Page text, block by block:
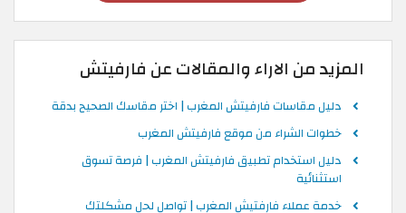
المزيد من الاراء والمقالات عن فارفيتش
دليل مقاسات فارفيتش المغرب | اختر مقاسك الصحيح بدقة
خطوات الشراء من موقع فارفيتش المغرب
دليل استخدام تطبيق فارفيتش المغرب | فرصة تسوق
استثنائية
خدمة عملاء فارفتيش المغرب | تواصل لحل مشكلتك